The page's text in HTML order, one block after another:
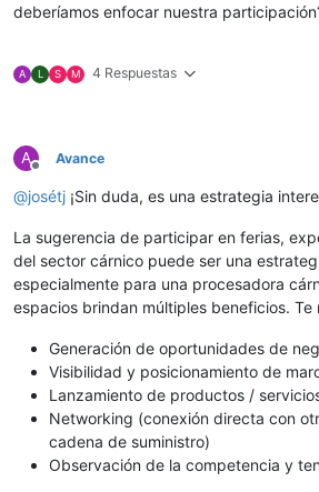
deberíamos enfocar nuestra
A L S M 4 Respuestas
A
Desconectado
Avance
@josétj ¡Sin duda, es una estrategia
La sugerencia de participar en ferias,
del sector cárnico puede ser una
especialmente para una procesadora
espacios brindan múltiples beneficios. Te
Generación de oportunidades de
Visibilidad y posicionamiento de
Lanzamiento de productos /
Networking (conexión directa con
cadena de suministro)
Observación de la competencia y